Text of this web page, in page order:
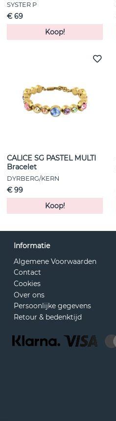
SYSTER P
€ 69
Koop!
CALICE SG PASTEL MULTI
Bracelet
DYRBERG/KERN
€ 99
Koop!
Informatie
Algemene Voorwaarden
Contact
Cookies
Over ons
Persoonlijke gegevens
Retour & bedenktijd